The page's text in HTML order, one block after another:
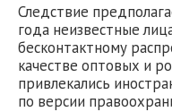
Следствие
года неизвестные
бесконтактному
качестве оптовых и
привлекались
по версии